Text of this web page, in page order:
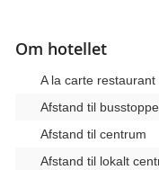
Om hotellet
A la carte restaurant
Afstand til
Afstand til centrum
Afstand til lokalt